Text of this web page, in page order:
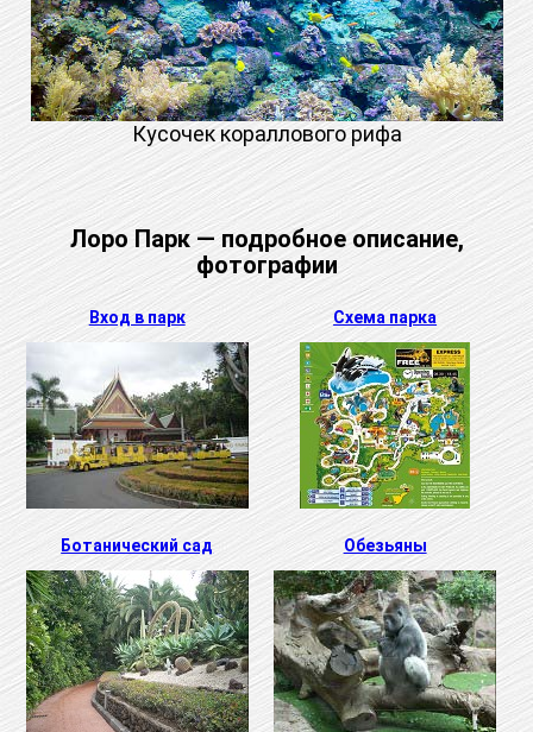
Кусочек кораллового рифа
Лоро Парк — подробное описание,
фотографии
Вход в парк Схема парка
Ботанический сад Обезьяны